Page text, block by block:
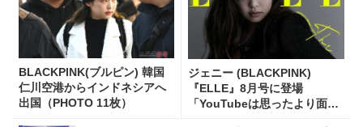
BLACKPINK(ブルピン) 韓国
仁川空港からインドネシアへ
出国（PHOTO 11枚）
ジェニー (BLACKPINK)
『ELLE』8月号に登場
「YouTubeは思ったより面白